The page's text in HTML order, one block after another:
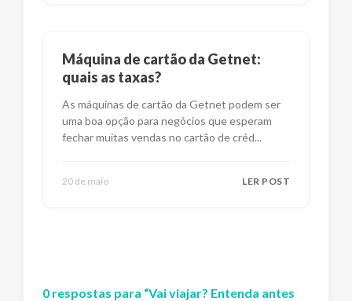
Máquina de cartão da Getnet:
quais as taxas?
As máquinas de cartão da Getnet podem ser
uma boa opção para negócios que esperam
fechar muitas vendas no cartão de créd...
20 de maio LER POST
0 respostas para “Vai viajar? Entenda antes